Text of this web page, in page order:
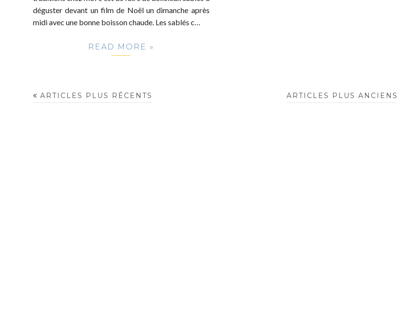
déguster devant un film de Noël un dimanche après
midi avec une bonne boisson chaude. Les sablés c…
READ MORE »
ARTICLES PLUS RÉCENTS ARTICLES PLUS ANCIENS